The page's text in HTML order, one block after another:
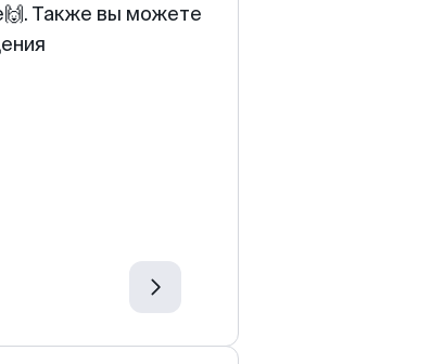
Также вы можете